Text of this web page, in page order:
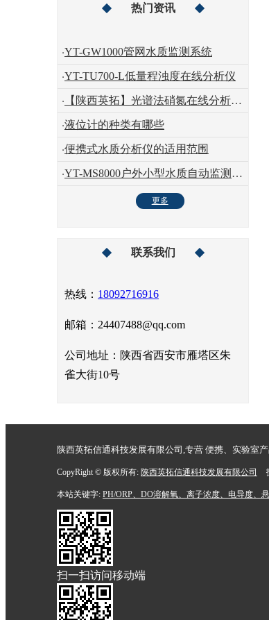
热门资讯
YT-GW1000管网水质监测系统
YT-TU700-L低量程浊度在线分析仪
【陕西英拓】光谱法硝氮在线分析仪的测量原理
液位计的种类有哪些
便携式水质分析仪的适用范围
YT-MS8000户外小型水质自动监测系统
更多
联系我们
热线： 18092716916
邮箱：24407488@qq.com
公司地址：陕西省西安市雁塔区朱
雀大街10号
陕西英拓信通科技发展有限公司,专营 便携、实验室
CopyRight © 版权所有: 陕西英拓信通科技发展有限公司
本站关键字: PH/ORP、DO溶解氧、离子浓度、电导度、
扫一扫访问移动端